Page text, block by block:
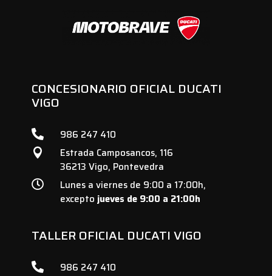
CONCESIONARIO OFICIAL DUCATI
VIGO
 986 247 410

Estrada Camposancos, 116
36213 Vigo, Pontevedra

Lunes a viernes de 9:00 a 17:00h,
excepto jueves de 9:00 a 21:00h
TALLER OFICIAL DUCATI VIGO
 986 247 410